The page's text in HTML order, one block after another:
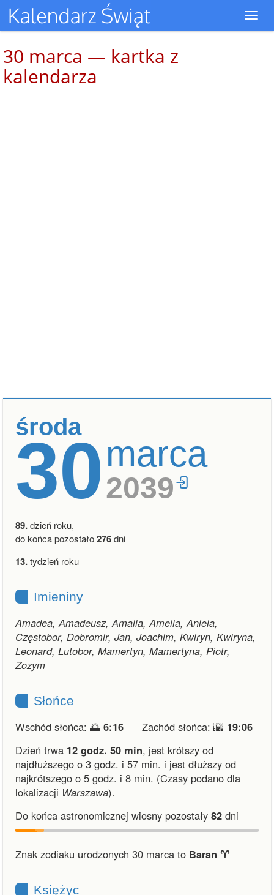
30 marca — kartka z
kalendarza
środa
30marca
2039
89.dzień roku,
do końca pozostało276dni
13.tydzień roku
Imieniny
Amadea, Amadeusz, Amalia, Amelia, Aniela,
Częstobor, Dobromir, Jan, Joachim, Kwiryn, Kwiryna,
Leonard, Lutobor, Mamertyn, Mamertyna, Piotr,
Zozym
Słońce
Wschód słońca: 🌅 6:16 Zachód słońca: 🌇 19:06
Dzień trwa 12 godz. 50 min, jest krótszy od
najdłuższego o 3 godz. i 57 min. i jest dłuższy od
najkrótszego o 5 godz. i 8 min. (Czasy podano dla
lokalizacji Warszawa).
Do końca astronomicznej wiosny pozostały 82 dni
Znak zodiaku urodzonych 30 marca to Baran ♈︎
Księżyc